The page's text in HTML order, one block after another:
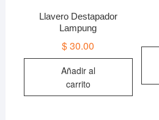
Llavero Destapador
Lampung
$30.00
Añadir al
carrito